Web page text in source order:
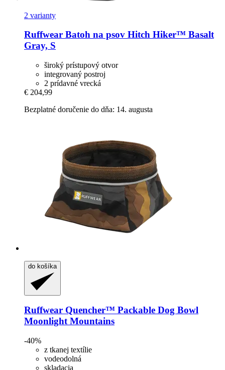
2 varianty
Ruffwear Batoh na psov Hitch Hiker™ Basalt
Gray, S
široký prístupový otvor
integrovaný postroj
2 prídavné vrecká
€ 204,99
Bezplatné doručenie do dňa: 14. augusta
do košíka
Ruffwear Quencher™ Packable Dog Bowl
Moonlight Mountains
-40%
z tkanej textílie
vodeodolná
skladacia